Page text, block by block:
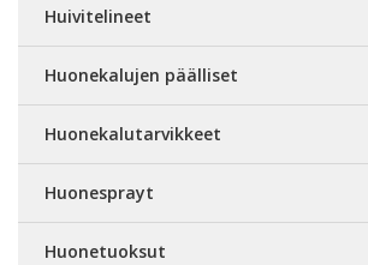
Huivitelineet
Huonekalujen päälliset
Huonekalutarvikkeet
Huonesprayt
Huonetuoksut